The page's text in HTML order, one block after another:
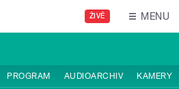
ŽIVĚ MENU
PROGRAM AUDIOARCHIV KAMERY